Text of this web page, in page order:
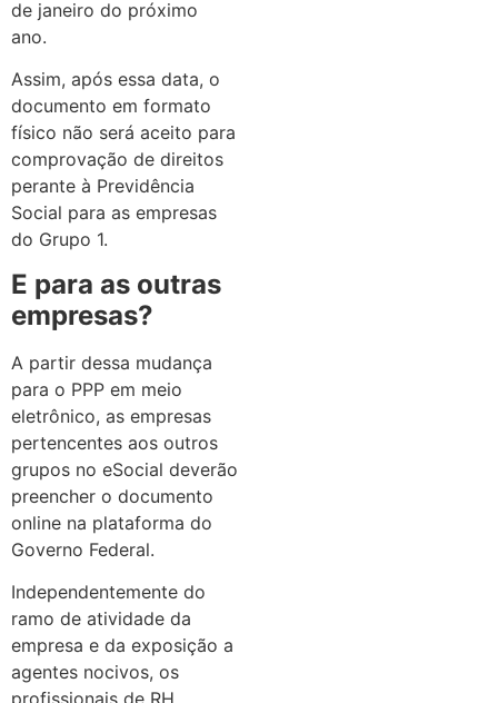
de janeiro do próximo
ano.
Assim, após essa data, o
documento em formato
físico não será aceito para
comprovação de direitos
perante à Previdência
Social para as empresas
do Grupo 1.
E para as outras
empresas?
A partir dessa mudança
para o PPP em meio
eletrônico, as empresas
pertencentes aos outros
grupos no eSocial deverão
preencher o documento
online na plataforma do
Governo Federal.
Independentemente do
ramo de atividade da
empresa e da exposição a
agentes nocivos, os